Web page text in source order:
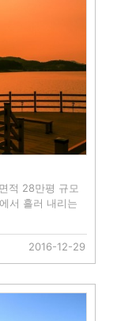
적 28만평 규모
서 흘러 내리는
2016-12-29